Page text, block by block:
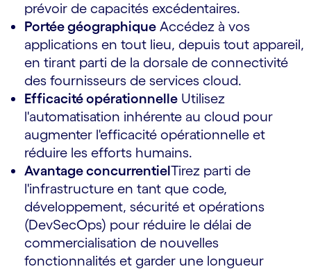
prévoir de capacités excédentaires.
Portée géographique Accédez à vos
applications en tout lieu, depuis tout appareil,
en tirant parti de la dorsale de connectivité
des fournisseurs de services cloud.
Efficacité opérationnelle Utilisez
l'automatisation inhérente au cloud pour
augmenter l'efficacité opérationnelle et
réduire les efforts humains.
Avantage concurrentielTirez parti de
l'infrastructure en tant que code,
développement, sécurité et opérations
(DevSecOps) pour réduire le délai de
commercialisation de nouvelles
fonctionnalités et garder une longueur